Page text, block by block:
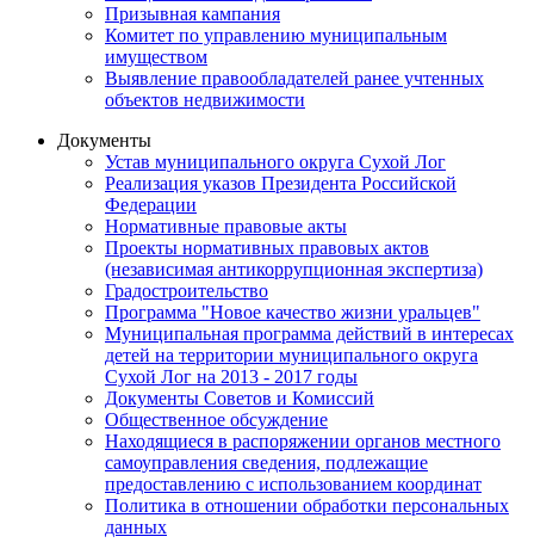
Призывная кампания
Комитет по управлению муниципальным
имуществом
Выявление правообладателей ранее учтенных
объектов недвижимости
Документы
Устав муниципального округа Сухой Лог
Реализация указов Президента Российской
Федерации
Нормативные правовые акты
Проекты нормативных правовых актов
(независимая антикоррупционная экспертиза)
Градостроительство
Программа "Новое качество жизни уральцев"
Муниципальная программа действий в интересах
детей на территории муниципального округа
Сухой Лог на 2013 - 2017 годы
Документы Советов и Комиссий
Общественное обсуждение
Находящиеся в распоряжении органов местного
самоуправления сведения, подлежащие
предоставлению с использованием координат
Политика в отношении обработки персональных
данных